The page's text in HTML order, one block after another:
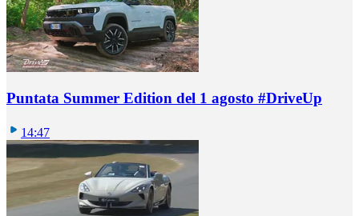
Puntata Summer Edition del 1 agosto #DriveUp
14:47